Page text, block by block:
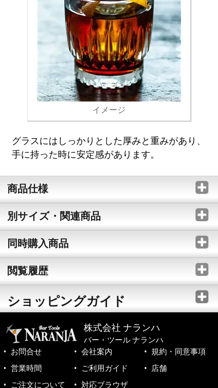
イメージ
グラスにはしっかりとした厚みと重みがあり、
手に持った時に安定感があります。
商品仕様
別サイズ・関連商品
同時購入商品
閲覧履歴
ショッピングガイド
株式会社 ナランハ
バー・ツール ナランハ
お問合せ
会社案内
規約・同意事項
営業時間
ご利用ガイド
店舗
ご注文について
対応ブラウザ